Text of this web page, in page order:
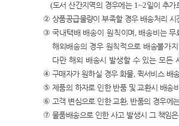
(도서 산간지역의 경우에는 1~2일이 추가
② 상품공급물량이 부족할 경우 배송처리
③ 국내택배 배송이 원칙이며, 배송비는 무
해외배송의 경우 원칙적으로 배송불가
다만 해외 배송시 발생할 수 있는 모든
④ 구매자가 원하실 경우 화물, 퀵서비스 배
⑤ 제품의 하자로 인한 반품 및 교환시 배송
⑥ 고객 변심으로 인한 교환, 반품의 경우에
⑦ 물품배송으로 인한 사고 발생시 그 책임